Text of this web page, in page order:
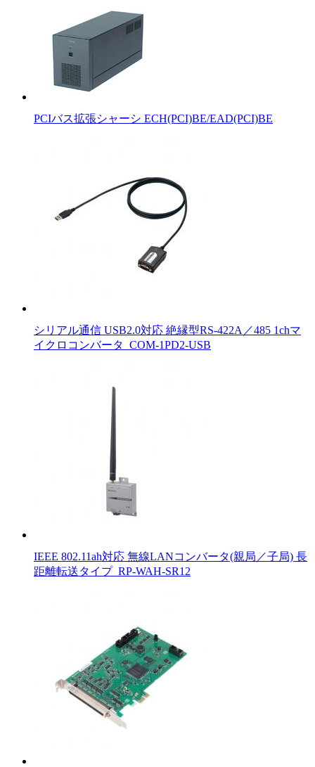
PCIバス拡張シャーシ ECH(PCI)BE/EAD(PCI)BE
シリアル通信 USB2.0対応 絶縁型RS-422A／485 1chマ
イクロコンバータ_COM-1PD2-USB
IEEE 802.11ah対応 無線LANコンバータ(親局／子局) 長
距離転送タイプ_RP-WAH-SR12